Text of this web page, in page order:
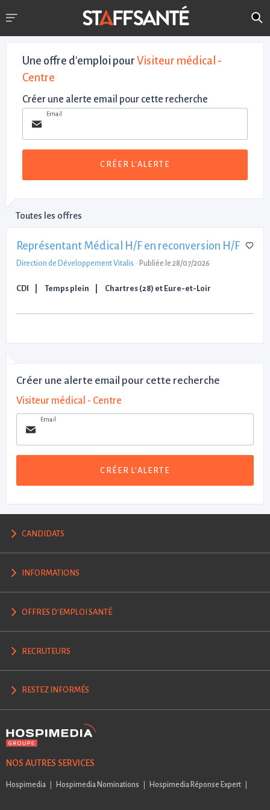
Une offre d'emploi pour Visiteur médical -
Centre
Créer une alerte email pour cette recherche
Email
CRÉER L'ALERTE
Toutes les offres
Représentant Médical H/F en reconversion H/F
Direction de Développement Vitalis - Publiée le 28/07/2026
CDI Temps plein Chartres (28) et Eure-et-Loir
Créer une alerte email pour cette recherche
Visiteur médical - Centre
Email
CRÉER L'ALERTE
CANDIDATS
INFORMATIONS
OFFRES D'EMPLOI SANTÉ
RECRUTEURS
RESTEZ INFORMÉS
NOS AUTRES SERVICES
Hospimedia Hospimedia Nominations Hospimedia Réponse Expert